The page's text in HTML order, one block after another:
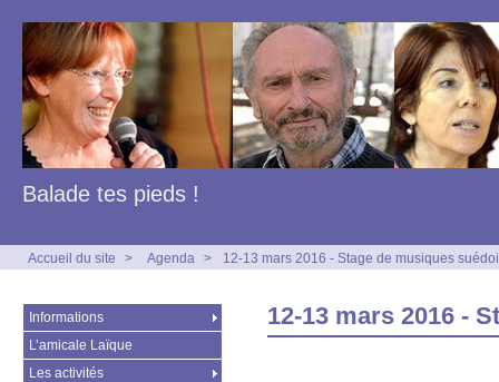
Balade tes pieds !
Accueil du site > Agenda > 12-13 mars 2016 - Stage de musiques
12-13 mars 2016 -
Informations
L’amicale Laïque
Les activités